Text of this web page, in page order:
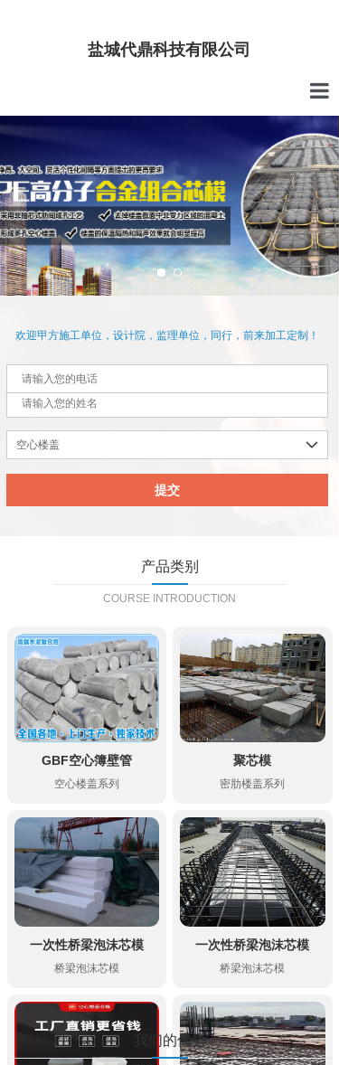
盐城代鼎科技有限公司
公司介绍
产品中心
技术服务
新闻中心
联系我们
欢迎甲方施工单位，设计院，监理单位，同行，前来加工定制！

产品类别
COURSE INTRODUCTION
GBF空心簿壁管
空心楼盖系列
聚芯模
密肋楼盖系列
一次性桥梁泡沫芯模
桥梁泡沫芯模
一次性桥梁泡沫芯模
桥梁泡沫芯模
我们的优势